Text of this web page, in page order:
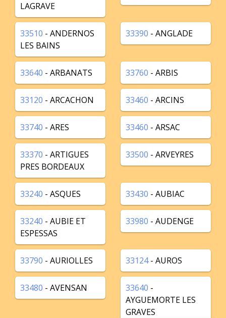
LAGRAVE
33510 - ANDERNOS
LES BAINS
33390 - ANGLADE
33640 - ARBANATS 33760 - ARBIS
33120 - ARCACHON 33460 - ARCINS
33740 - ARES 33460 - ARSAC
33370 - ARTIGUES
PRES BORDEAUX
33500 - ARVEYRES
33240 - ASQUES 33430 - AUBIAC
33240 - AUBIE ET
ESPESSAS
33980 - AUDENGE
33790 - AURIOLLES 33124- AUROS
33480 - AVENSAN 33640 -
AYGUEMORTE LES
GRAVES